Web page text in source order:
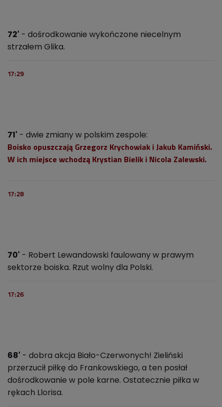
72' - dośrodkowanie wykończone niecelnym
strzałem Glika.
17:29
71' - dwie zmiany w polskim zespole:
Boisko opuszczają Grzegorz Krychowiak i Jakub Kamiński.
W ich miejsce wchodzą Krystian Bielik i Nicola Zalewski.
17:28
70' - Robert Lewandowski faulowany w prawym
sektorze boiska. Rzut wolny dla Polski.
17:26
68' - dobra akcja Biało-Czerwonych! Zieliński
przerzucił piłkę do Frankowskiego, a ten posłał
dośrodkowanie w pole karne. Ostatecznie piłka w
rękach Llorisa.